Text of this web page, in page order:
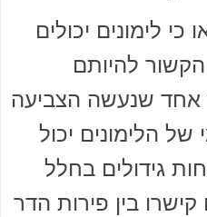
לימונים יכולים
להיותם
אחד שנעשה הצביעה
הלימונים יכול
גידולים בחלל
בין פירות הדר